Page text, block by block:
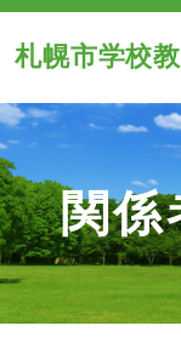
札幌市学校
関係